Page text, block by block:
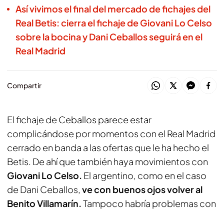
Así vivimos el final del mercado de fichajes del
Real Betis: cierra el fichaje de Giovani Lo Celso
sobre la bocina y Dani Ceballos seguirá en el
Real Madrid
Compartir
El fichaje de Ceballos parece estar
complicándose por momentos con el Real Madrid
cerrado en banda a las ofertas que le ha hecho el
Betis. De ahí que también haya movimientos con
Giovani Lo Celso. El argentino, como en el caso
de Dani Ceballos, ve con buenos ojos volver al
Benito Villamarín.Tampoco habría problemas con